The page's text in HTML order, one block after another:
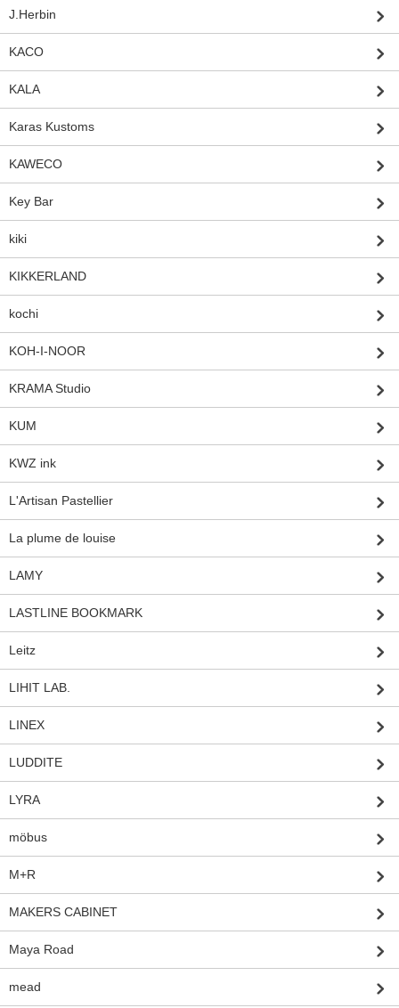
J.Herbin
KACO
KALA
Karas Kustoms
KAWECO
Key Bar
kiki
KIKKERLAND
kochi
KOH-I-NOOR
KRAMA Studio
KUM
KWZ ink
L'Artisan Pastellier
La plume de louise
LAMY
LASTLINE BOOKMARK
Leitz
LIHIT LAB.
LINEX
LUDDITE
LYRA
möbus
M+R
MAKERS CABINET
Maya Road
mead